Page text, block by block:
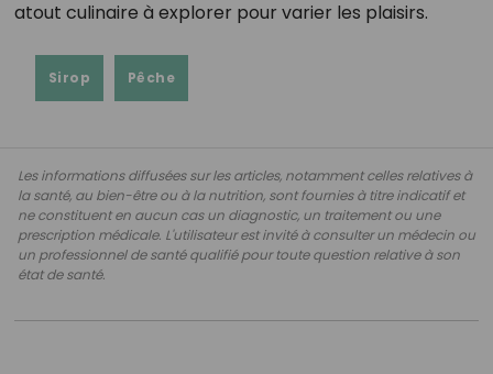
atout culinaire à explorer pour varier les plaisirs.
Sirop Pêche
Les informations diffusées sur les articles, notamment celles relatives à
la santé, au bien-être ou à la nutrition, sont fournies à titre indicatif et
ne constituent en aucun cas un diagnostic, un traitement ou une
prescription médicale. L'utilisateur est invité à consulter un médecin ou
un professionnel de santé qualifié pour toute question relative à son
état de santé.